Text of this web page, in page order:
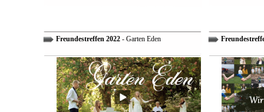
Freundestreffen 2022- Garten Eden